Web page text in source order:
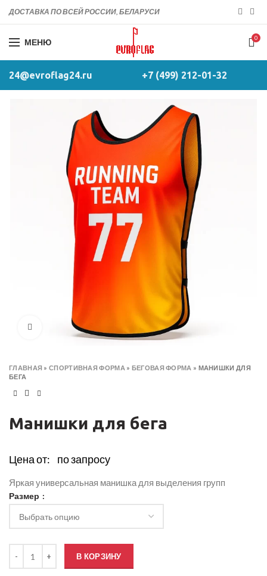
ДОСТАВКА ПО ВСЕЙ РОССИИ, БЕЛАРУСИ
МЕНЮ 0
24@evroflag24.ru +7 (499) 212-01-32
Click to enlarge
ГЛАВНАЯ »СПОРТИВНАЯ ФОРМА » БЕГОВАЯ ФОРМА » МАНИШКИ ДЛЯ
БЕГА
Манишки для бега
Цена от: по запросу
Яркая универсальная манишка для выделения групп
Размер
В КОРЗИНУ